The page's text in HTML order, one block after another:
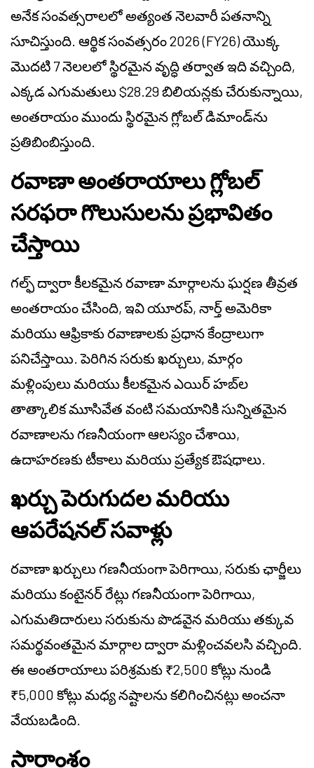
అనేక సంవత్సరాలలో అత్యంత నెలవారీ పతనాన్ని
సూచిస్తుంది. ఆర్థిక సంవత్సరం 2026 (FY26) యొక్క
మొదటి 7 నెలలలో స్థిరమైన వృద్ధి తర్వాత ఇది వచ్చింది,
ఎక్కడ ఎగుమతులు $28.29 బిలియన్లకు చేరుకున్నాయి,
అంతరాయం ముందు స్థిరమైన గ్లోబల్ డిమాండ్‌ను
ప్రతిబింబిస్తుంది.
రవాణా అంతరాయాలు గ్లోబల్
సరఫరా గొలుసులను ప్రభావితం
చేస్తాయి
గల్ఫ్ ద్వారా కీలకమైన రవాణా మార్గాలను ఘర్షణ తీవ్రత
అంతరాయం చేసింది, ఇవి యూరప్, నార్త్ అమెరికా
మరియు ఆఫ్రికాకు రవాణాలకు ప్రధాన కేంద్రాలుగా
పనిచేస్తాయి. పెరిగిన సరుకు ఖర్చులు, మార్గం
మళ్లింపులు మరియు కీలకమైన ఎయిర్ హబ్‌ల
తాత్కాలిక మూసివేత వంటి సమయానికి సున్నితమైన
రవాణాలను గణనీయంగా ఆలస్యం చేశాయి,
ఉదాహరణకు టీకాలు మరియు ప్రత్యేక ఔషధాలు.
ఖర్చు పెరుగుదల మరియు
ఆపరేషనల్ సవాళ్లు
రవాణా ఖర్చులు గణనీయంగా పెరిగాయి, సరుకు ఛార్జీలు
మరియు కంటైనర్ రేట్లు గణనీయంగా పెరిగాయి,
ఎగుమతిదారులు సరుకును పొడవైన మరియు తక్కువ
సమర్థవంతమైన మార్గాల ద్వారా మళ్లించవలసి వచ్చింది.
ఈ అంతరాయాలు పరిశ్రమకు ₹2,500 కోట్లు నుండి
₹5,000 కోట్లు మధ్య నష్టాలను కలిగించినట్లు అంచనా
వేయబడింది.
సారాంశం